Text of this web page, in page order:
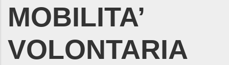
MOBILITA’
VOLONTARIA